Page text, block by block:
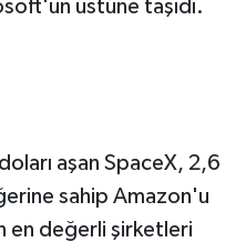
üstüne taşıdı.
aşan SpaceX, 2,6
sahip Amazon'u
en değerli şirketleri